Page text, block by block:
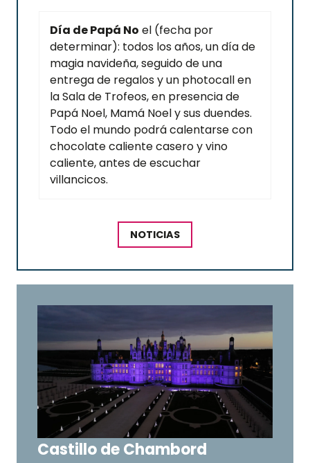
Día de Papá No el (fecha por
determinar): todos los años, un día de
magia navideña, seguido de una
entrega de regalos y un photocall en
la Sala de Trofeos, en presencia de
Papá Noel, Mamá Noel y sus duendes.
Todo el mundo podrá calentarse con
chocolate caliente casero y vino
caliente, antes de escuchar
villancicos.
NOTICIAS
Castillo de Chambord